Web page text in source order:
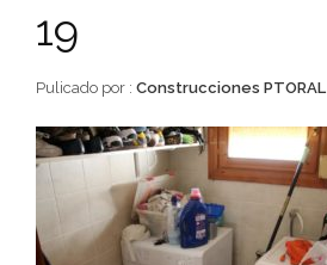
19
Pulicado por : Construcciones PTORAL